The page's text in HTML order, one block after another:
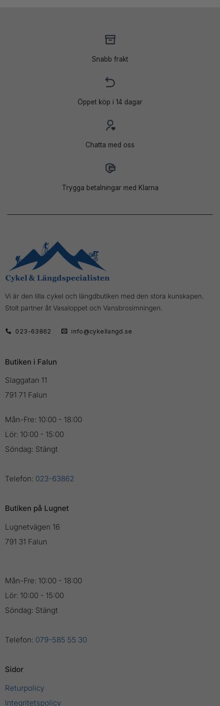
Snabb frakt
Öppet köp i 14 dagar
Chatta med oss
Trygga betalningar med Klarna
Vi är den lilla cykel och längdbutiken med den stora kunskapen.
Stolt partner åt Vasaloppet och Vansbrosimningen.
023-63862 info@cykellangd.se
Butiken i Falun
Slaggatan 11
791 71 Falun
Mån-Fre: 10:00 - 18:00
Lör: 10:00 - 15:00
Söndag: Stängt
Telefon: 023-63862
Butiken på Lugnet
Lugnetvägen 16
791 31 Falun
Mån-Fre: 10:00 - 18:00
Lör: 10:00 - 15:00
Söndag: Stängt
Telefon: 079-585 55 30
Sidor
Returpolicy
Integritetspolicy